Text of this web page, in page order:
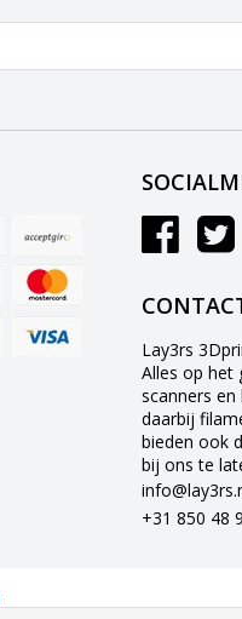
Lay3rs
Alles op het
scanners en
daarbij
bieden ook
bij ons te
+31 850 48